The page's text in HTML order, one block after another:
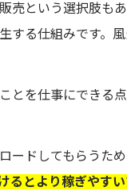
売という選択肢も
する仕組みです。
とを仕事にできる
ードしてもらうた
るとより稼ぎやす